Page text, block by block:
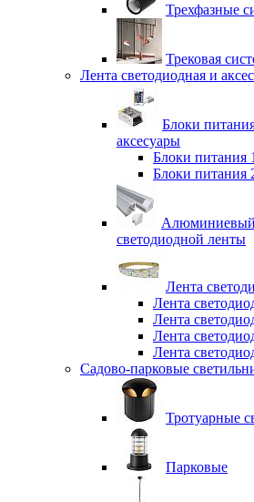
Трехфазные
Трековая
Лента светодиодная и
Блоки
аксесуары
Блоки питания
Блоки питания
светодиодной ленты
Лента
Лента
Лента
Лента
Лента
Садово-парковые
Тротуарные
Парковые